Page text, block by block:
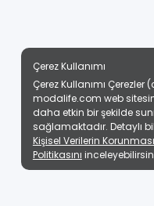
Çerez Kullanımı
Çerez Kullanımı Çerezler
modalife.com web
daha etkin bir şekilde
sağlamaktadır. Detaylı
Kişisel Verilerin
Politikasını